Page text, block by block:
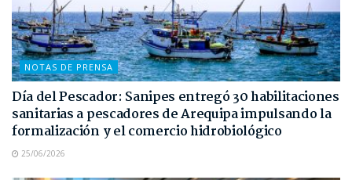
NOTAS DE PRENSA
Día del Pescador: Sanipes entregó 30 habilitaciones
sanitarias a pescadores de Arequipa impulsando la
formalización y el comercio hidrobiológico
25/06/2026